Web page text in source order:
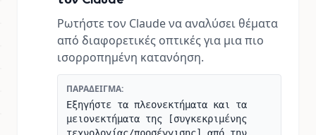
Ρωτήστε τον Claude να αναλύσει θέματα
από διαφορετικές οπτικές για μια πιο
ισορροπημένη κατανόηση.
ΠΑΡΆΔΕΙΓΜΑ:
Εξηγήστε τα πλεονεκτήματα και τα
μειονεκτήματα της [συγκεκριμένης